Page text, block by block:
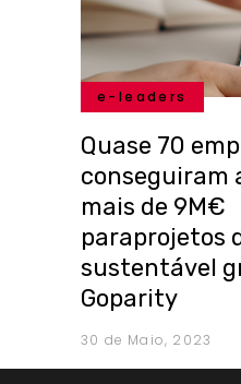
e-leaders
Quase 70
conseguiram
mais de 9M€
paraprojetos
sustentável
Goparity
30 de Maio, 2023